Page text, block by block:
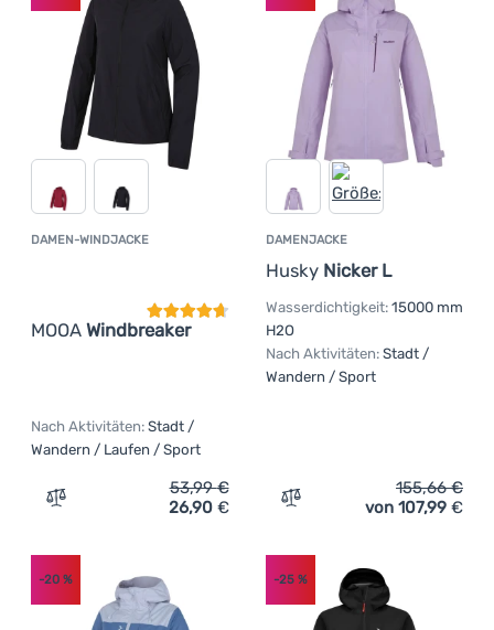
DAMEN-WINDJACKE
MOOA Windbreaker
Kundenbewertung
Nach Aktivitäten: Stadt /
Wandern / Laufen / Sport
Zum Vergleich 'Damen-Windjacke MOOA Windbreaker'
53,99€
26,90 €
DAMENJACKE
Husky Nicker L
Wasserdichtigkeit: 15000 mm
H2O
Nach Aktivitäten: Stadt /
Wandern / Sport
Zum Vergleich
155,66€
von 107,99 €
-20 % -25%